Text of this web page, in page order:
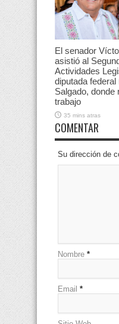
El senador
asistió al
Actividades
diputada federal
Salgado, donde
trabajo
35 mins atras
COMENTAR
Su dirección de
Nombre *
Email *